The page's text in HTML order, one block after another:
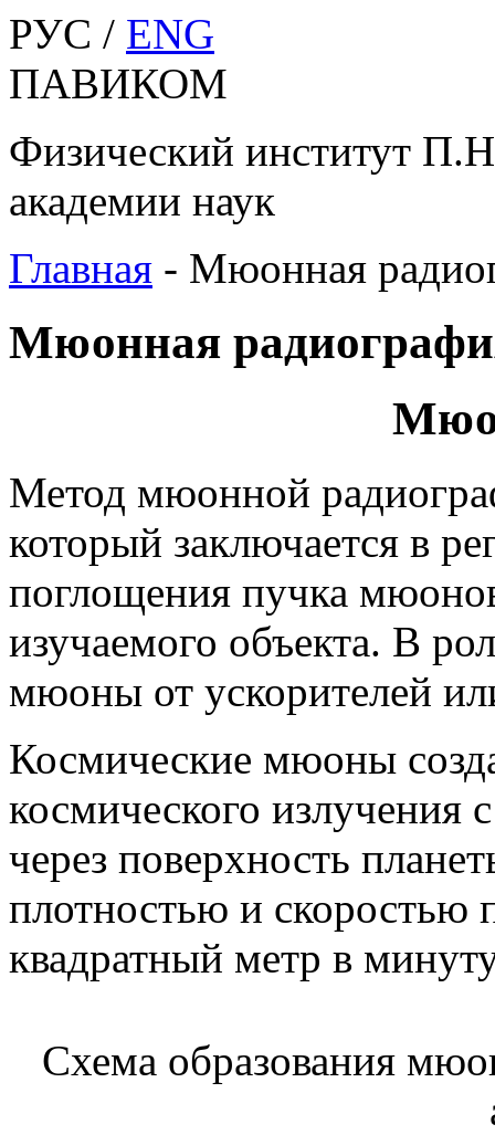
РУС / ENG
ПАВИКОМ
Физический институт
академии наук
Главная - Мюонная
Мюонная
Метод мюонной
который заключается в
поглощения пучка
изучаемого объекта. В
мюоны от ускорителей
Космические мюоны
космического излучения
через поверхность
плотностью и скоростью
квадратный метр в
Схема образования